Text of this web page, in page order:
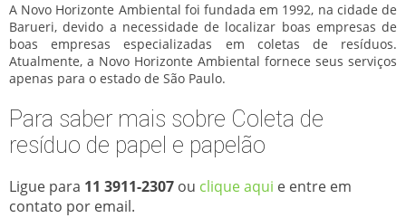
A Novo Horizonte Ambiental foi fundada em 1992, na cidade de
Barueri, devido a necessidade de localizar boas empresas de
boas empresas especializadas em coletas de resíduos.
Atualmente, a Novo Horizonte Ambiental fornece seus serviços
apenas para o estado de São Paulo.
Para saber mais sobre Coleta de
resíduo de papel e papelão
Ligue para 11 3911-2307 ou clique aqui e entre em
contato por email.